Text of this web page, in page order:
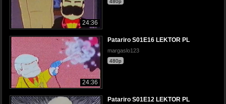
24:36
480p
24:36
Patariro S01E16 LEKTOR PL
margaslo123
480p
Patariro S01E12 LEKTOR PL